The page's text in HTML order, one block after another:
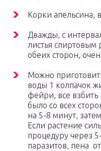
Корки апельсина,
Дважды, с
листья спиртовым
обеих сторон,
Можно
воды 1 колпачок
фейри, все взбить
было со всех
на 5-8 минут,
Если растение
процедуру через
паразитов, пена